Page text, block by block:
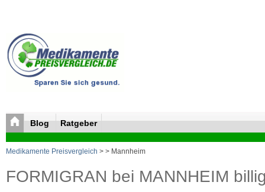
Blog Ratgeber
Medikamente Preisvergleich > > Mannheim
FORMIGRAN bei MANNHEIM